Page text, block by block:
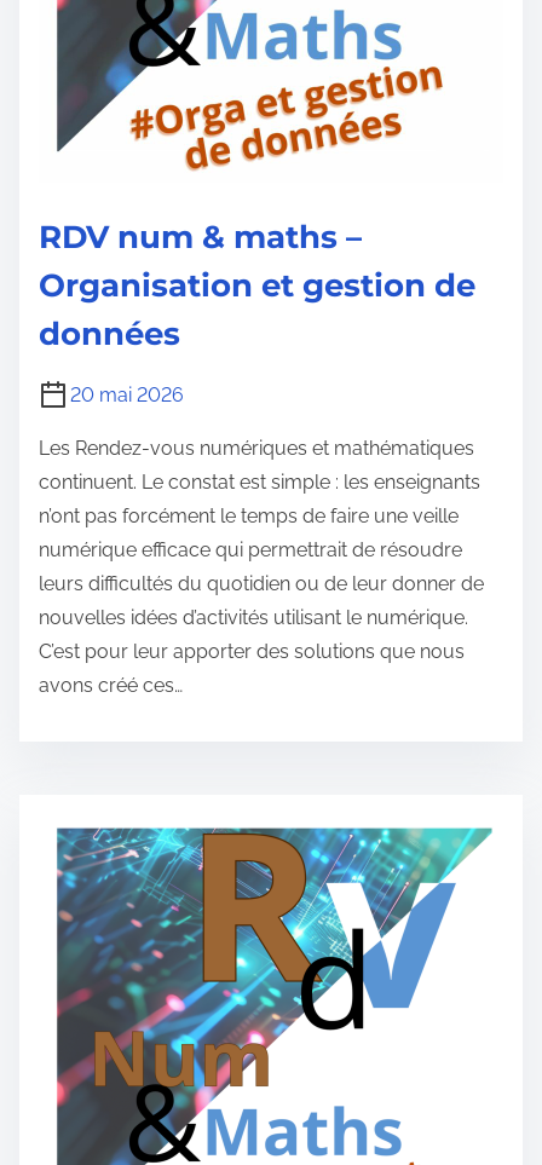
RDV num & maths –
Organisation et gestion de
données
20 mai 2026
Les Rendez-vous numériques et mathématiques
continuent. Le constat est simple : les enseignants
n’ont pas forcément le temps de faire une veille
numérique efficace qui permettrait de résoudre
leurs difficultés du quotidien ou de leur donner de
nouvelles idées d’activités utilisant le numérique.
C’est pour leur apporter des solutions que nous
avons créé ces…